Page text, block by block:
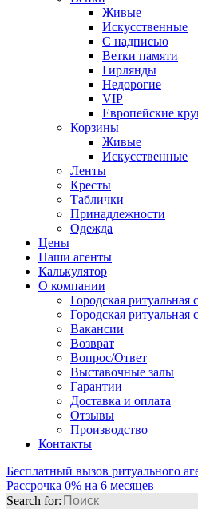
Живые
Искусственные
С надписью
Ветки памяти
Гирлянды
Недорогие
VIP
Европейские
Корзины
Живые
Искусственные
Ленты
Кресты
Таблички
Принадлежности
Одежда
Цены
Наши агенты
Калькулятор
О компании
Городская
Городская
Вакансии
Возврат
Вопрос/Ответ
Выставочные залы
Гарантии
Доставка и оплата
Отзывы
Производство
Контакты
Бесплатный вызов ритуального
Рассрочка 0% на 6 месяцев
Search for: